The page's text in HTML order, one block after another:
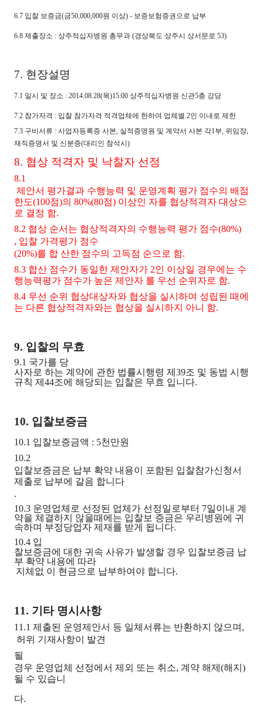
6.7 입찰 보증금(금50,000,000원 이상) - 보증보험증권으로 납부
6.8 제출장소 : 상주적십자병원 총무과 (경상북도 상주시 상서문로 53)
7. 현장설명
7.1 일시 및 장소 : 2014.08.28(목)15:00 상주적십자병원 신관5층 강당
7.2 참가자격 : 입찰 참가자격 적격업체에 한하여 업체별 2인 이내로 제한
7.3 구비서류 : 사업자등록증 사본, 실적증명원 및 계약서 사본 각1부, 위임장,
재직증명서 및 신분증(대리인 참석시)
8. 협상 적격자 및 낙찰자 선정
8.1
제안서 평가결과 수행능력 및 운영계획 평가 점수의 배점
한도(100점)의 80%(80점) 이상인 자를 협상적격자 대상으
로 결정 함.
8.2 협상 순서는 협상적격자의 수행능력 평가 점수(80%)
, 입찰 가격평가 점수
(20%)를 합 산한 점수의 고득점 순으로 함.
8.3 합산 점수가 동일한 제안자가 2인 이상일 경우에는 수
행능력평가 점수가 높은 제안자 를 우선 순위자로 함.
8.4 우선 순위 협상대상자와 협상을 실시하여 성립된 때에
는 다른 협상적격자와는 협상을 실시하지 아니 함.
9. 입찰의 무효
9.1 국가를 당
사자로 하는 계약에 관한 법률시행령 제39조 및 동법 시행
규칙 제44조에 해당되는 입찰은 무효 입니다.
10. 입찰보증금
10.1 입찰보증금액 : 5천만원
10.2
입찰보증금은 납부 확약 내용이 포함된 입찰참가신청서
제출로 납부에 갈음 합니다
.
10.3 운영업체로 선정된 업체가 선정일로부터 7일이내 계
약을 체결하지 않을때에는 입찰보 증금은 우리병원에 귀
속하며 부정당업자 제재를 받게 됩니다.
10.4 입
찰보증금에 대한 귀속 사유가 발생할 경우 입찰보증금 납
부 확약 내용에 따라
지체없 이 현금으로 납부하여야 합니다.
11. 기타 명시사항
11.1 제출된 운영제안서 등 일체서류는 반환하지 않으며,
허위 기재사항이 발견
될
경우 운영업체 선정에서 제외 또는 취소, 계약 해제(해지)
될 수 있습니
다.